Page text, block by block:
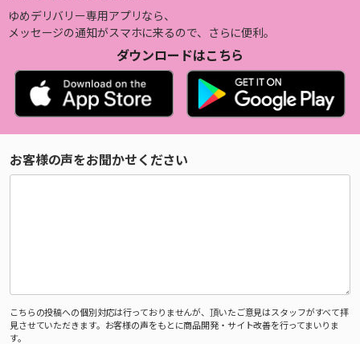
ゆめデリバリー専用アプリなら、
メッセージの通知がスマホに来るので、さらに便利。
ダウンロードはこちら
お客様の声をお聞かせください
こちらの投稿への個別対応は行っておりませんが、頂いたご意見はスタッフがすべて拝
見させていただきます。お客様の声をもとに商品開発・サイト改善を行ってまいりま
す。